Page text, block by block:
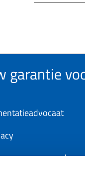
garantie
voorwaarden